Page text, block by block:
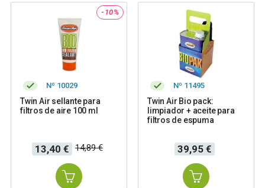
-10%
Nº 10029
Twin Air sellante para
filtros de aire 100 ml
Precio
13,40 €
Precio
base
14,89 €
Nº 11495
Twin Air Bio pack:
limpiador + aceite para
filtros de espuma
Precio
39,95 €